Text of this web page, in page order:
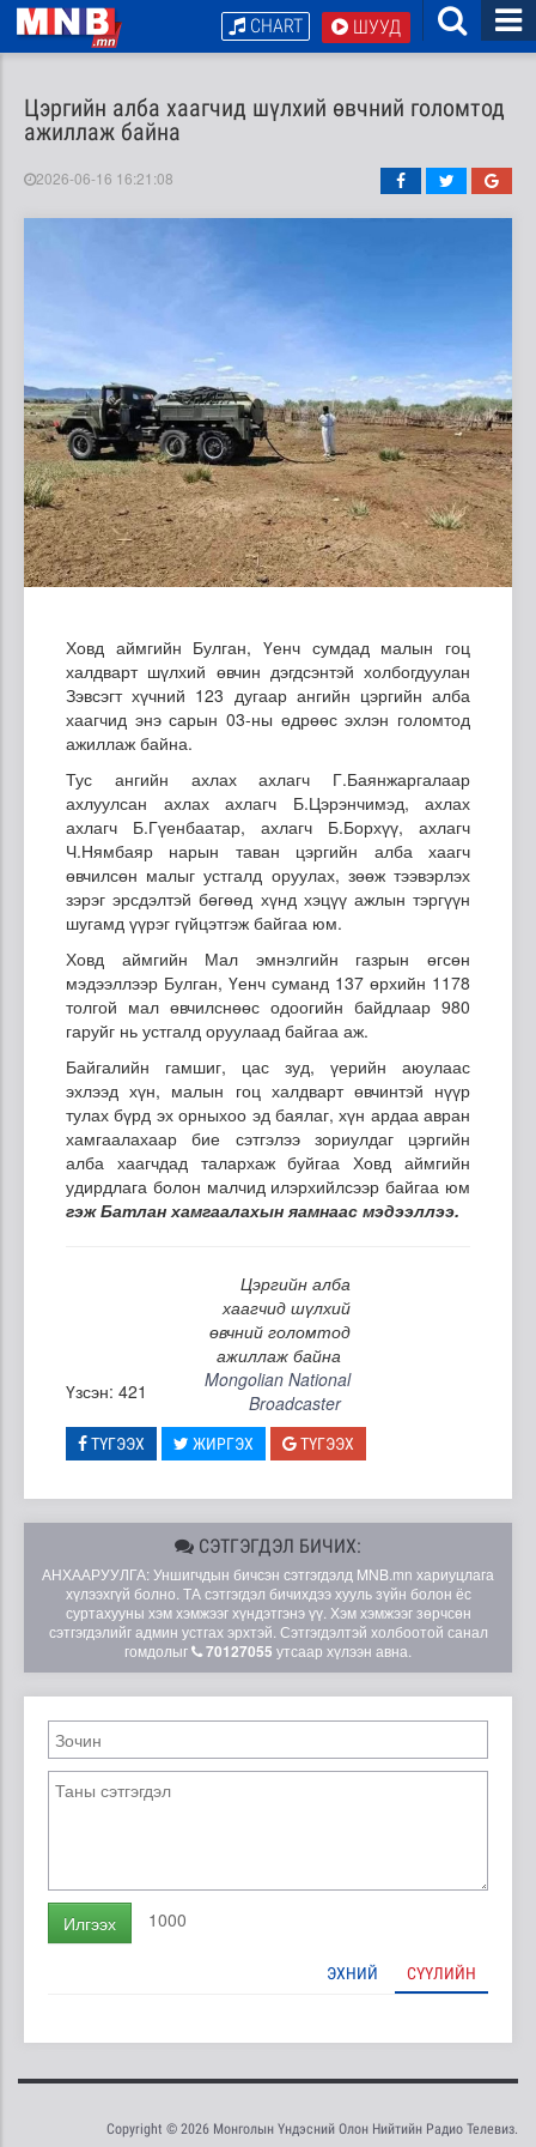
ШУУД
CHART
Цэргийн алба хаагчид шүлхий өвчний голомтод
ажиллаж байна
2026-06-16 16:21:08
Ховд аймгийн Булган, Үенч сумдад малын гоц
халдварт шүлхий өвчин дэгдсэнтэй холбогдуулан
Зэвсэгт хүчний 123 дугаар ангийн цэргийн алба
хаагчид энэ сарын 03-ны өдрөөс эхлэн голомтод
ажиллаж байна.
Тус ангийн ахлах ахлагч Г.Баянжаргалаар
ахлуулсан ахлах ахлагч Б.Цэрэнчимэд, ахлах
ахлагч Б.Гүенбаатар, ахлагч Б.Борхүү, ахлагч
Ч.Нямбаяр нарын таван цэргийн алба хаагч
өвчилсөн малыг устгалд оруулах, зөөж тээвэрлэх
зэрэг эрсдэлтэй бөгөөд хүнд хэцүү ажлын тэргүүн
шугамд үүрэг гүйцэтгэж байгаа юм.
Ховд аймгийн Мал эмнэлгийн газрын өгсөн
мэдээллээр Булган, Үенч суманд 137 өрхийн 1178
толгой мал өвчилснөөс одоогийн байдлаар 980
гаруйг нь устгалд оруулаад байгаа аж.
Байгалийн гамшиг, цас зуд, үерийн аюулаас
эхлээд хүн, малын гоц халдварт өвчинтэй нүүр
тулах бүрд эх орныхоо эд баялаг, хүн ардаа авран
хамгаалахаар бие сэтгэлээ зориулдаг цэргийн
алба хаагчдад талархаж буйгаа Ховд аймгийн
удирдлага болон малчид илэрхийлсээр байгаа юм
гэж Батлан хамгаалахын яамнаас мэдээллээ.
Цэргийн алба
хаагчид шүлхий
өвчний голомтод
ажиллаж байна
Үзсэн: 421
Mongolian National
Broadcaster
ТҮГЭЭХ ЖИРГЭХ ТҮГЭЭХ
СЭТГЭГДЭЛ БИЧИХ:
АНХААРУУЛГА: Уншигчдын бичсэн сэтгэгдэлд MNB.mn хариуцлага
хүлээхгүй болно. ТА сэтгэгдэл бичихдээ хууль зүйн болон ёс
суртахууны хэм хэмжээг хүндэтгэнэ үү. Хэм хэмжээг зөрчсөн
сэтгэгдэлийг админ устгах эрхтэй. Сэтгэгдэлтэй холбоотой санал
гомдолыг
70127055 утсаар хүлээн авна.
Илгээх 1000
ЭХНИЙ СҮҮЛИЙН
Copyright © 2026 Монголын Үндэсний Олон Нийтийн Радио Телевиз.